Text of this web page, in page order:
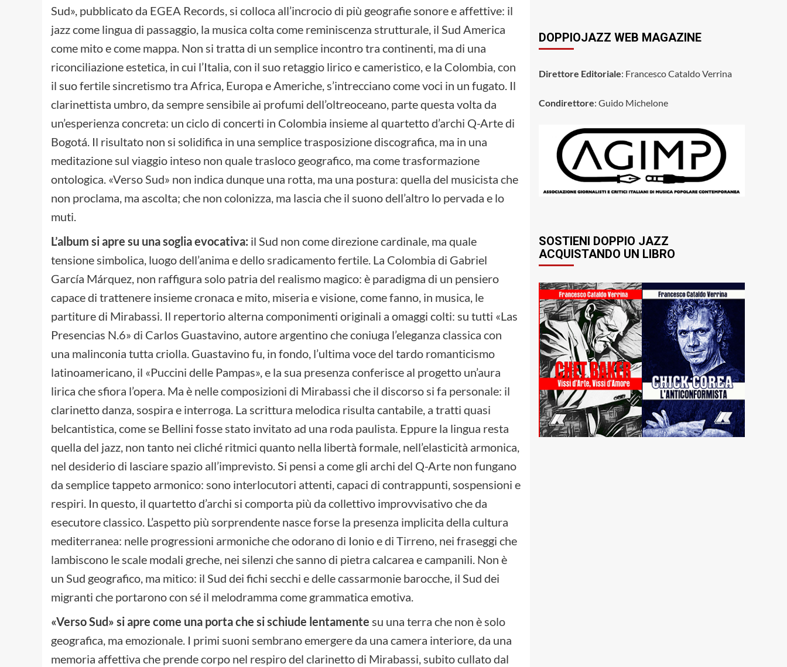
Sud», pubblicato da EGEA Records, si colloca all’incrocio di più geografie sonore e affettive: il
jazz come lingua di passaggio, la musica colta come reminiscenza strutturale, il Sud America
come mito e come mappa. Non si tratta di un semplice incontro tra continenti, ma di una
riconciliazione estetica, in cui l’Italia, con il suo retaggio lirico e cameristico, e la Colombia, con
il suo fertile sincretismo tra Africa, Europa e Americhe, s’intrecciano come voci in un fugato. Il
clarinettista umbro, da sempre sensibile ai profumi dell’oltreoceano, parte questa volta da
un’esperienza concreta: un ciclo di concerti in Colombia insieme al quartetto d’archi Q-Arte di
Bogotá. Il risultato non si solidifica in una semplice trasposizione discografica, ma in una
meditazione sul viaggio inteso non quale trasloco geografico, ma come trasformazione
ontologica. «Verso Sud» non indica dunque una rotta, ma una postura: quella del musicista che
non proclama, ma ascolta; che non colonizza, ma lascia che il suono dell’altro lo pervada e lo
muti.
L’album si apre su una soglia evocativa: il Sud non come direzione cardinale, ma quale
tensione simbolica, luogo dell’anima e dello sradicamento fertile. La Colombia di Gabriel
García Márquez, non raffigura solo patria del realismo magico: è paradigma di un pensiero
capace di trattenere insieme cronaca e mito, miseria e visione, come fanno, in musica, le
partiture di Mirabassi. Il repertorio alterna componimenti originali a omaggi colti: su tutti «Las
Presencias N.6» di Carlos Guastavino, autore argentino che coniuga l’eleganza classica con
una malinconia tutta criolla. Guastavino fu, in fondo, l’ultima voce del tardo romanticismo
latinoamericano, il «Puccini delle Pampas», e la sua presenza conferisce al progetto un’aura
lirica che sfiora l’opera. Ma è nelle composizioni di Mirabassi che il discorso si fa personale: il
clarinetto danza, sospira e interroga. La scrittura melodica risulta cantabile, a tratti quasi
belcantistica, come se Bellini fosse stato invitato ad una roda paulista. Eppure la lingua resta
quella del jazz, non tanto nei cliché ritmici quanto nella libertà formale, nell’elasticità armonica,
nel desiderio di lasciare spazio all’imprevisto. Si pensi a come gli archi del Q-Arte non fungano
da semplice tappeto armonico: sono interlocutori attenti, capaci di contrappunti, sospensioni e
respiri. In questo, il quartetto d’archi si comporta più da collettivo improvvisativo che da
esecutore classico. L’aspetto più sorprendente nasce forse la presenza implicita della cultura
mediterranea: nelle progressioni armoniche che odorano di Ionio e di Tirreno, nei fraseggi che
lambiscono le scale modali greche, nei silenzi che sanno di pietra calcarea e campanili. Non è
un Sud geografico, ma mitico: il Sud dei fichi secchi e delle cassarmonie barocche, il Sud dei
migranti che portarono con sé il melodramma come grammatica emotiva.
«Verso Sud» si apre come una porta che si schiude lentamente su una terra che non è solo
geografica, ma emozionale. I primi suoni sembrano emergere da una camera interiore, da una
memoria affettiva che prende corpo nel respiro del clarinetto di Mirabassi, subito cullato dal
DOPPIOJAZZ WEB MAGAZINE
Direttore Editoriale: Francesco Cataldo Verrina
Condirettore: Guido Michelone
SOSTIENI DOPPIO JAZZ
ACQUISTANDO UN LIBRO